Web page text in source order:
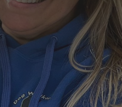
Contato